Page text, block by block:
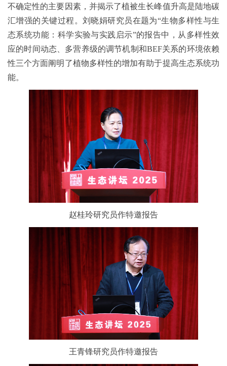
不确定性的主要因素，并揭示了植被生长峰值升高是陆地碳
汇增强的关键过程。刘晓娟研究员在题为“生物多样性与生
态系统功能：科学实验与实践启示”的报告中，从多样性效
应的时间动态、多营养级的调节机制和BEF关系的环境依赖
性三个方面阐明了植物多样性的增加有助于提高生态系统功
能。
赵桂玲研究员作特邀报告
王青锋研究员作特邀报告